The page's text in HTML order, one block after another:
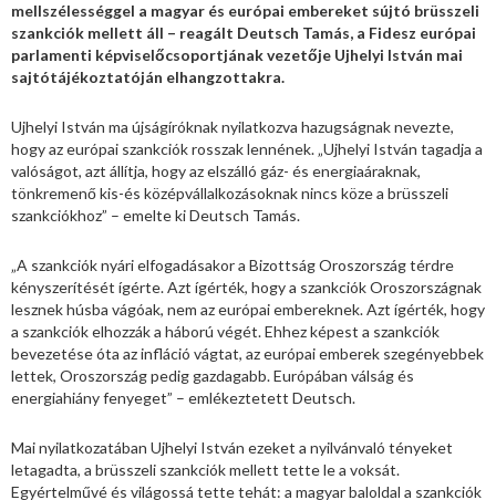
mellszélességgel a magyar és európai embereket sújtó brüsszeli
szankciók mellett áll – reagált Deutsch Tamás, a Fidesz európai
parlamenti képviselőcsoportjának vezetője Ujhelyi István mai
sajtótájékoztatóján elhangzottakra.
Ujhelyi István ma újságíróknak nyilatkozva hazugságnak nevezte,
hogy az európai szankciók rosszak lennének. „Ujhelyi István tagadja a
valóságot, azt állítja, hogy az elszálló gáz- és energiaáraknak,
tönkremenő kis-és középvállalkozásoknak nincs köze a brüsszeli
szankciókhoz” – emelte ki Deutsch Tamás.
„A szankciók nyári elfogadásakor a Bizottság Oroszország térdre
kényszerítését ígérte. Azt ígérték, hogy a szankciók Oroszországnak
lesznek húsba vágóak, nem az európai embereknek. Azt ígérték, hogy
a szankciók elhozzák a háború végét. Ehhez képest a szankciók
bevezetése óta az infláció vágtat, az európai emberek szegényebbek
lettek, Oroszország pedig gazdagabb. Európában válság és
energiahiány fenyeget” – emlékeztetett Deutsch.
Mai nyilatkozatában Ujhelyi István ezeket a nyilvánvaló tényeket
letagadta, a brüsszeli szankciók mellett tette le a voksát.
Egyértelművé és világossá tette tehát: a magyar baloldal a szankciók